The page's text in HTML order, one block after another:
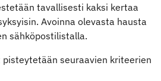
tavallisesti kaksi kertaa
Avoinna olevasta hausta
sähköpostilistalla.
pisteytetään seuraavien kriteerien